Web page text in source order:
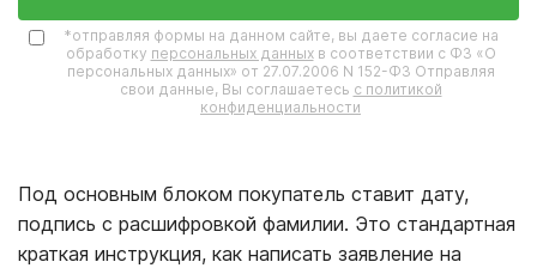
*отправляя формы на данном сайте, вы даете согласие на
обработку персональных данныхв соответствии с ФЗ «О
персональных данных» от 27.07.2006 N 152-ФЗ Отправляя
свои данные, Вы соглашаетесь с политикой
конфиденциальности
Под основным блоком покупатель ставит дату,
подпись с расшифровкой фамилии. Это стандартная
краткая инструкция, как написать заявление на